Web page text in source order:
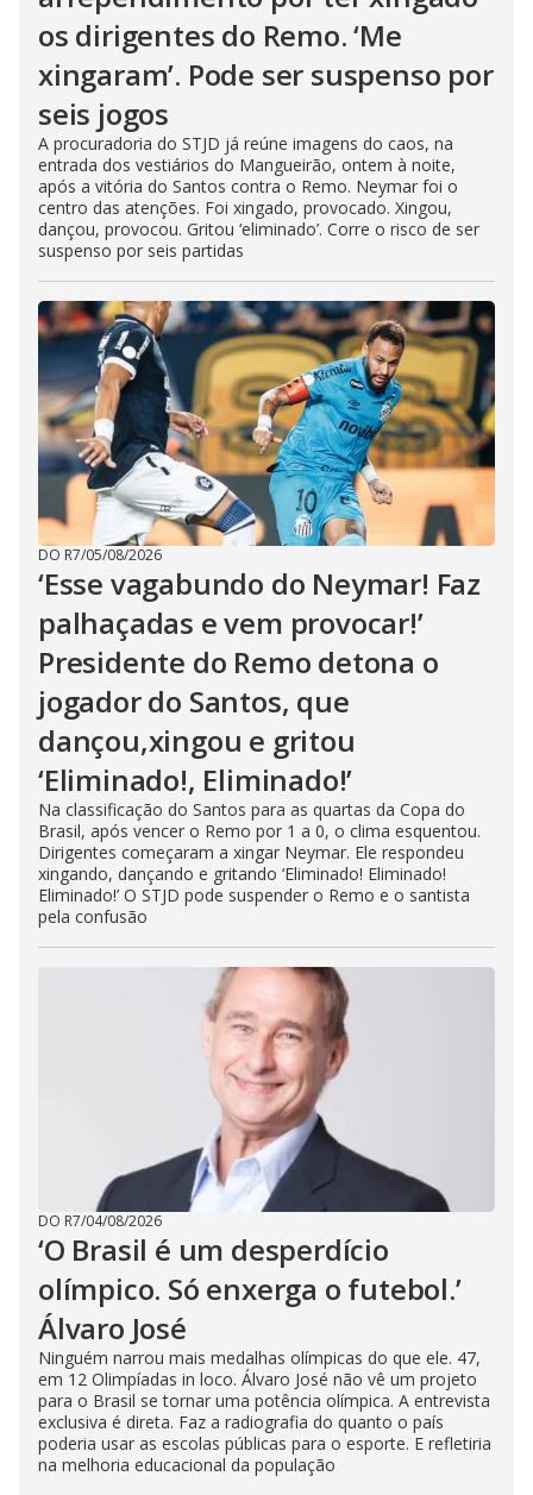
os dirigentes do Remo. ‘Me
xingaram’. Pode ser suspenso por
seis jogos
A procuradoria do STJD já reúne imagens do caos, na
entrada dos vestiários do Mangueirão, ontem à noite,
após a vitória do Santos contra o Remo. Neymar foi o
centro das atenções. Foi xingado, provocado. Xingou,
dançou, provocou. Gritou ‘eliminado’. Corre o risco de ser
suspenso por seis partidas
DO R7/05/08/2026
‘Esse vagabundo do Neymar! Faz
palhaçadas e vem provocar!’
Presidente do Remo detona o
jogador do Santos, que
dançou,xingou e gritou
‘Eliminado!, Eliminado!’
Na classificação do Santos para as quartas da Copa do
Brasil, após vencer o Remo por 1 a 0, o clima esquentou.
Dirigentes começaram a xingar Neymar. Ele respondeu
xingando, dançando e gritando ‘Eliminado! Eliminado!
Eliminado!’ O STJD pode suspender o Remo e o santista
pela confusão
DO R7/04/08/2026
‘O Brasil é um desperdício
olímpico. Só enxerga o futebol.’
Álvaro José
Ninguém narrou mais medalhas olímpicas do que ele. 47,
em 12 Olimpíadas in loco. Álvaro José não vê um projeto
para o Brasil se tornar uma potência olímpica. A entrevista
exclusiva é direta. Faz a radiografia do quanto o país
poderia usar as escolas públicas para o esporte. E refletiria
na melhoria educacional da população